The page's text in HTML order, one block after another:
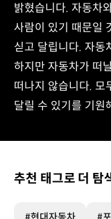
밝혔습니다. 자동차
사람이 있기 때문일
싣고 달립니다. 자동
하지만 자동차가 떠
떠나지 않습니다. 모
달릴 수 있기를 기원
추천 태그로 더 탐